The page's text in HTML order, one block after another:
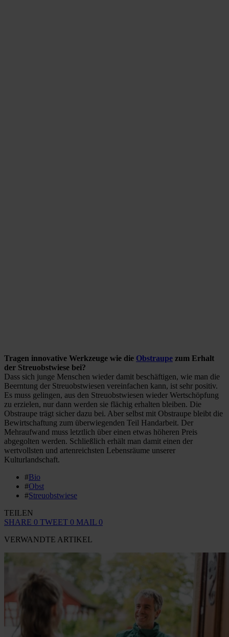
Tragen innovative Werkzeuge wie die Obstraupe zum Erhalt
der Streuobstwiese bei?
Dass sich junge Menschen wieder damit beschäftigen, wie man die
Beerntung der Streuobstwiesen vereinfachen kann, ist sehr positiv.
Es muss gelingen, aus den Streuobstwiesen wieder Wertschöpfung
zu erzielen, nur dann werden sie flächig erhalten bleiben. Die
Obstraupe trägt sicher dazu bei. Aber selbst mit Obstraupe bleibt die
Bewirtschaftung zum überwiegenden Teil Handarbeit. Der
Mehraufwand muss letztlich über einen etwas höheren Preis
abgegolten werden. Schließlich erhält man damit einen der
wertvollsten und artenreichsten Lebensräume unserer
Kulturlandschaft.
#Bio
#Obst
#Streuobstwiese
TEILEN
SHARE 0 TWEET 0 MAIL 0
VERWANDTE ARTIKEL